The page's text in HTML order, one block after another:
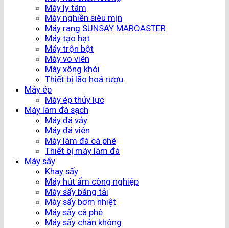
Máy ly tâm
Máy nghiền siêu mịn
Máy rang SUNSAY MAROASTER
Máy tạo hạt
Máy trộn bột
Máy vo viên
Máy xông khói
Thiết bị lão hoá rượu
Máy ép
Máy ép thủy lực
Máy làm đá sạch
Máy đá vảy
Máy đá viên
Máy làm đá cà phê
Thiết bị máy làm đá
Máy sấy
Khay sấy
Máy hút ẩm công nghiệp
Máy sấy băng tải
Máy sấy bơm nhiệt
Máy sấy cà phê
Máy sấy chân không